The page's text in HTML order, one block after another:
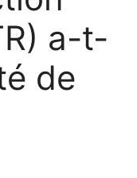
a-t-
de